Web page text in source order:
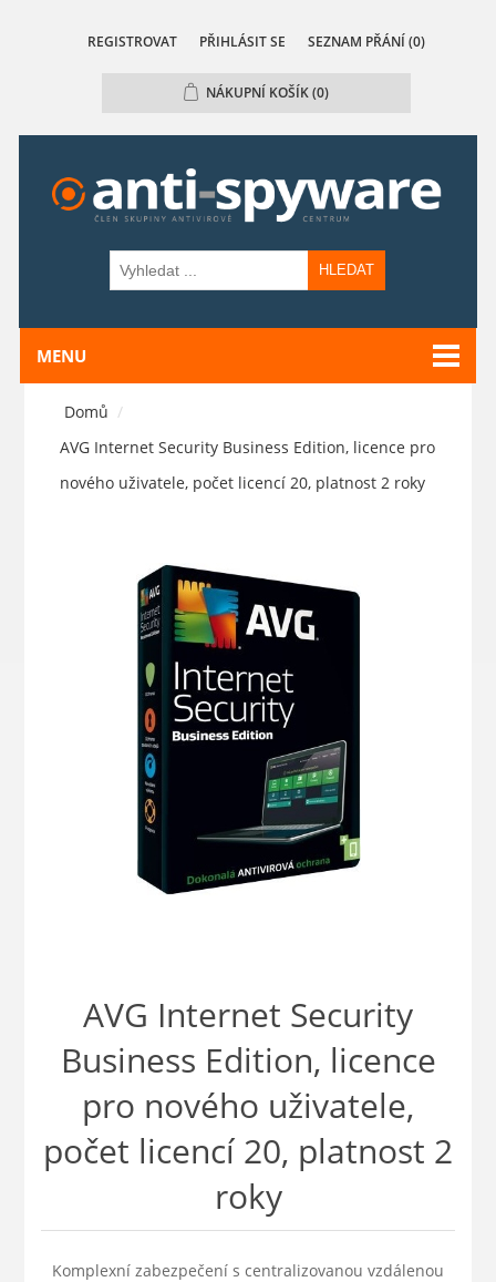
REGISTROVAT PŘIHLÁSIT SE SEZNAM PŘÁNÍ (0)
NÁKUPNÍ KOŠÍK(0)
HLEDAT
MENU
Domů /
AVG Internet Security Business Edition, licence pro
nového uživatele, počet licencí 20, platnost 2 roky
AVG Internet Security
Business Edition, licence
pro nového uživatele,
počet licencí 20, platnost 2
roky
Komplexní zabezpečení s centralizovanou vzdálenou